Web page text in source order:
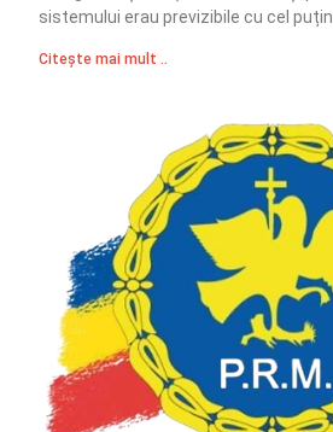
sistemului erau previzibile cu cel puțin
Citește mai mult ..